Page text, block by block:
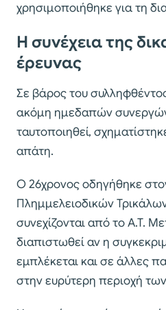
χρησιμοποιήθηκε για τη
Η συνέχεια της
έρευνας
Σε βάρος του
ακόμη ημεδαπών
ταυτοποιηθεί,
απάτη.
Ο 26χρονος οδηγήθηκε
Πλημμελειοδικών
συνεχίζονται από το Α.Τ.
διαπιστωθεί αν η
εμπλέκεται και σε άλλες
στην ευρύτερη περιοχή